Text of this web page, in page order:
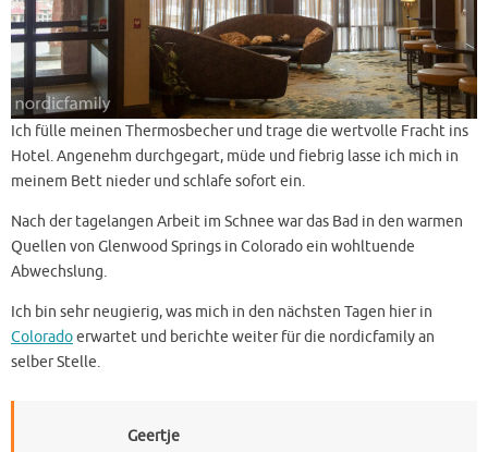
Ich fülle meinen Thermosbecher und trage die wertvolle Fracht ins
Hotel. Angenehm durchgegart, müde und fiebrig lasse ich mich in
meinem Bett nieder und schlafe sofort ein.
Nach der tagelangen Arbeit im Schnee war das Bad in den warmen
Quellen von Glenwood Springs in Colorado ein wohltuende
Abwechslung.
Ich bin sehr neugierig, was mich in den nächsten Tagen hier in
Coloradoerwartet und berichte weiter für die nordicfamily an
selber Stelle.
Geertje